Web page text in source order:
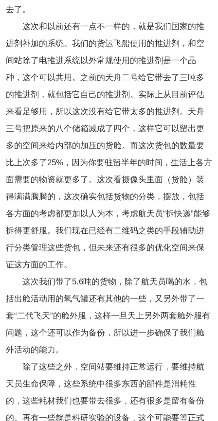
去了。
这次和以前还有一点不一样的，就是我们国家的推
进剂补加的系统。我们的货运飞船使用的推进剂，和空
间站除了电推进系统以外常规使用的推进剂是一个品
种，这个可以共用。之前的天舟二号给它带去了三吨多
的推进剂，就包括它自己的推进剂。实际上从目前评估
来看足够用，所以这次没有给它带太多的推进剂。天舟
三号把原来的八个储箱减成了四个，这样它可以留出更
多的空间来给内部的加压的货舱。而这次货包的数量要
比上次多了25%，因为你要驻留半年的时间，生活上各方
面需要的物资就更多了。这次看摄像头里面（货舱）装
得满满腾腾的，这次确实包括货物的分类，摆放，包括
各方面的考虑都更加以人为本，考虑航天员“拆快递”能够
拆得更舒服。我们现在已经有二维码之类的手段辅助进
行分类管理这些货包，但未来还有很多的优化空间来保
证这方面的工作。
这次我们带了5.6吨的货物，除了航天员喝的水，包
括出舱活动用的氧气罐还有其他的一些，又另外带了一
套“二代飞天”的舱外服，这样一旦天上另外两套舱外服有
问题，这个还可以作为备份，所以进一步确保了我们舱
外活动的能力。
除了这些之外，空间站要维持正常运行，要维持航
天员生命保障，这些系统中很多东西的部件是消耗性
的，这些耗材我们也要带去很多，还有很多是留有备份
的。再有一些就是科研实验的设备，这个可能要等正式